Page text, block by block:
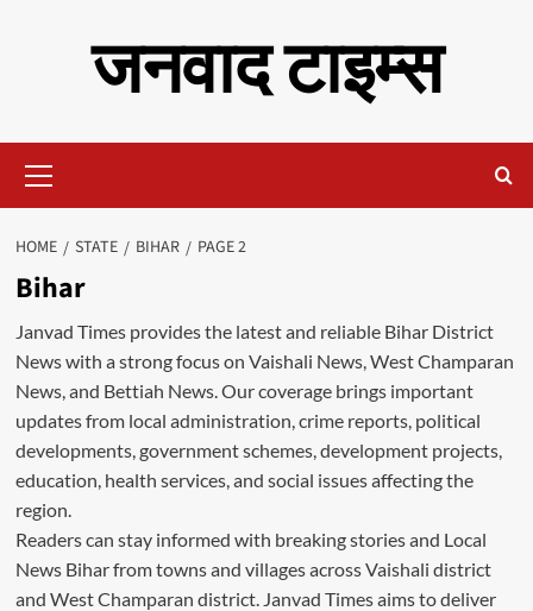
जनवाद टाइम्स
Menu
HOME STATE BIHAR PAGE 2
Bihar
Janvad Times provides the latest and reliable Bihar District
News with a strong focus on Vaishali News, West Champaran
News, and Bettiah News. Our coverage brings important
updates from local administration, crime reports, political
developments, government schemes, development projects,
education, health services, and social issues affecting the
region.
Readers can stay informed with breaking stories and Local
News Bihar from towns and villages across Vaishali district
and West Champaran district. Janvad Times aims to deliver